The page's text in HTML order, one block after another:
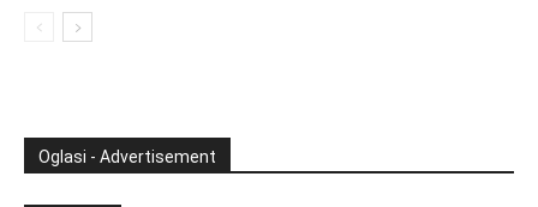
Oglasi - Advertisement